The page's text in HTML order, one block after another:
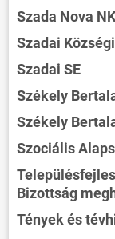
Szada Nova
Szadai
Szadai SE
Székely
Székely
Szociális
Bizottság
Tények és